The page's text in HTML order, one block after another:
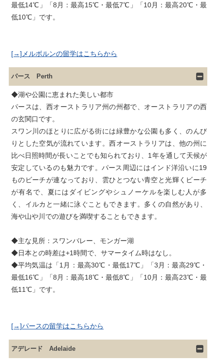
最低14℃」「8月：最高15℃・最低7℃」「10月：最高20℃・最
[→]メルボルンの留学はこちらから
パース Perth
◆湖や公園に恵まれた美しい都市
パースは、西オーストラリア州の州都で、オーストラリアの西
の玄関口です。
スワン川のほとりに広がる街には緑豊かな公園も多く、のんび
りとした空気が流れています。西オーストラリアは、他の州に
比べ日照時間が長いことでも知られており、1年を通して天候が
安定しているのも魅力です。パース周辺にはインド洋沿いに19
ものビーチが連なっており、雲ひとつない青空と光輝くビーチ
が有名で、夏にはダイビングやシュノーケルを楽しむ人が多
く、イルカと一緒に泳ぐこともできます。多くの自然があり、
海や山や川での遊びを満喫することもできます。
◆主な見所：スワンバレー、モンガー湖
◆日本との時差は+1時間で、サマータイム時はなし。
◆平均気温は「1月：最高30℃・最低17℃」「3月：最高29℃・
最低16℃」「8月：最高18℃・最低8℃」「10月：最高23℃・最
[→]パースの留学はこちらから
アデレード Adelaide